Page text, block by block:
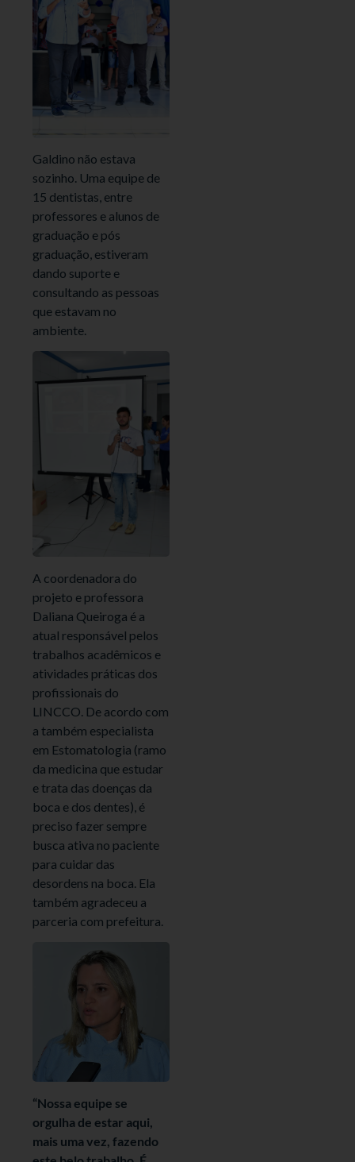
Galdino não estava
sozinho. Uma equipe de
15 dentistas, entre
professores e alunos de
graduação e pós
graduação, estiveram
dando suporte e
consultando as pessoas
que estavam no
ambiente.
A coordenadora do
projeto e professora
Daliana Queiroga é a
atual responsável pelos
trabalhos acadêmicos e
atividades práticas dos
profissionais do
LINCCO. De acordo com
a também especialista
em Estomatologia (ramo
da medicina que estudar
e trata das doenças da
boca e dos dentes), é
preciso fazer sempre
busca ativa no paciente
para cuidar das
desordens na boca. Ela
também agradeceu a
parceria com prefeitura.
“Nossa equipe se
orgulha de estar aqui,
mais uma vez, fazendo